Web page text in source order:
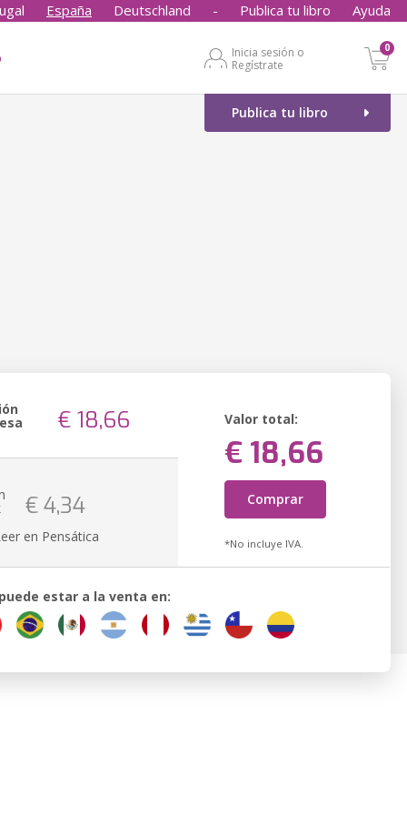
España Deutschland - Publica tu libro Ayuda
Inicia sesión o
Regístrate
0
Publica tu libro
€ 18,66 Valor total:
€ 18,66
Comprar
*No incluye IVA.
€ 4,34
en Pensática
estar a la venta en: